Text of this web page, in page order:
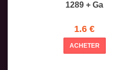
1289 + Ga
1.6 €
ACHETER